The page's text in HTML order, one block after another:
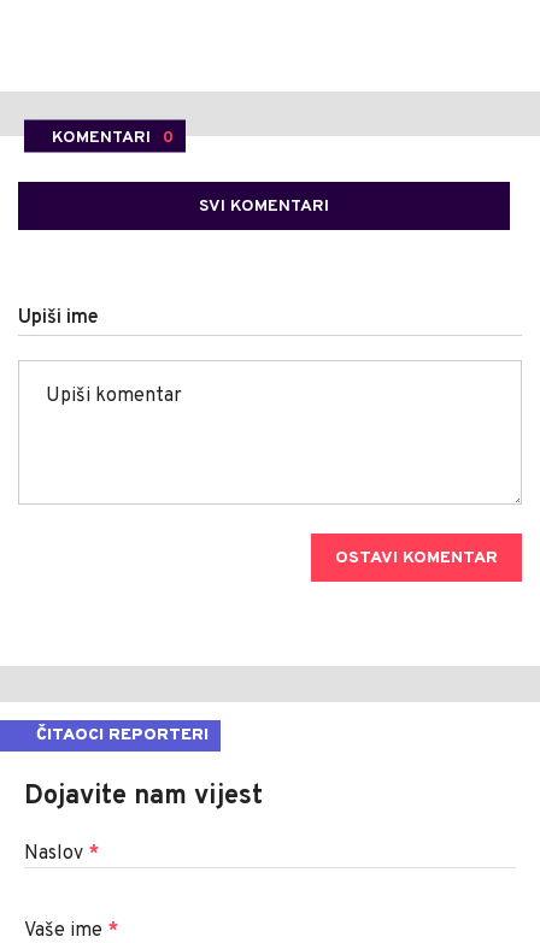
KOMENTARI 0
SVI KOMENTARI
Upiši ime
OSTAVI KOMENTAR
ČITAOCI REPORTERI
Dojavite nam vijest
Naslov *
Vaše ime *